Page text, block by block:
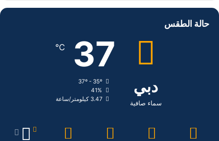
د
ن
ا
حالة الطقس
دبي
سماء صافية
37
℃
37º - 35º
41%
3.47 كيلومتر/ساعة